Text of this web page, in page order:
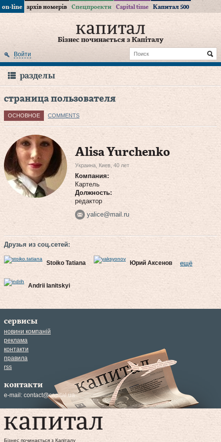
on-line архів номерів Спецпроекти Capital time Капитал 500
Бізнес починається з Капіталу
Войти
разделы
страница пользователя
ОСНОВНОЕ COMMENTS
Alisa Yurchenko
Украина, Киев, 40 лет
Компания:
Картель
Должность:
редактор
yalice@mail.ru
Друзья из соц.сетей:
Stoiko Tatiana Юрий Аксенов
Andrii Ianitskyi
ещё
сервисы
новини компаній
реклама
контакти
правила
rss
контакти
e-mail: contact@capital.ua
Бізнес починається з Капіталу